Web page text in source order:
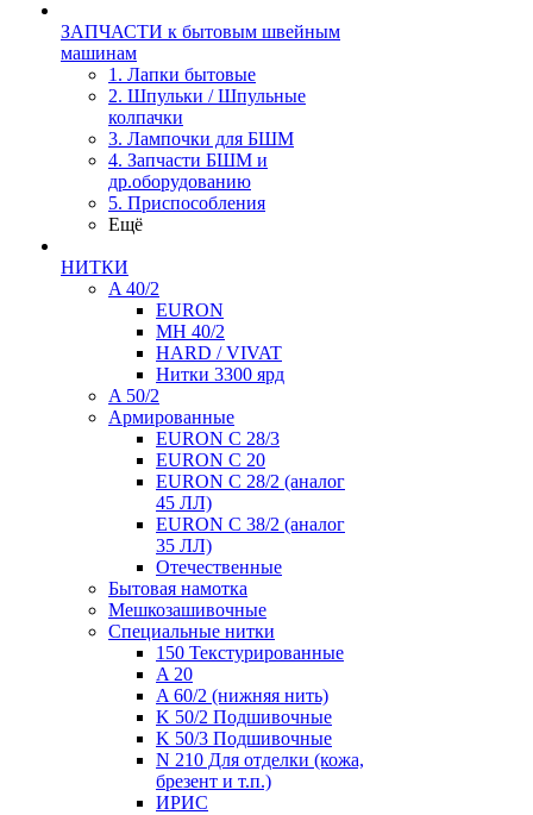
ЗАПЧАСТИ к бытовым швейным
машинам
1. Лапки бытовые
2. Шпульки / Шпульные
колпачки
3. Лампочки для БШМ
4. Запчасти БШМ и
др.оборудованию
5. Приспособления
Ещё
НИТКИ
A 40/2
EURON
MH 40/2
HARD / VIVAT
Нитки 3300 ярд
A 50/2
Армированные
EURON C 28/3
EURON C 20
EURON C 28/2 (аналог
45 ЛЛ)
EURON C 38/2 (аналог
35 ЛЛ)
Отечественные
Бытовая намотка
Мешкозашивочные
Специальные нитки
150 Текстурированные
A 20
A 60/2 (нижняя нить)
K 50/2 Подшивочные
K 50/3 Подшивочные
N 210 Для отделки (кожа,
брезент и т.п.)
ИРИС